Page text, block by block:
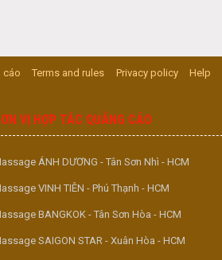
cáo Terms and rules Privacy policy Help
VỊ HỢP TÁC QUẢNG CÁO
ÁNH DƯƠNG - Tân Sơn Nhì - HCM
VINH TIÊN - Phú Thạnh - HCM
BANGKOK - Tân Sơn Hòa - HCM
SAIGON STAR - Xuân Hòa - HCM